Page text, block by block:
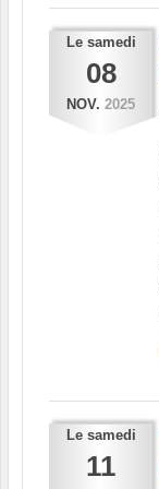
Le samedi
08
NOV. 2025
Le samedi
11